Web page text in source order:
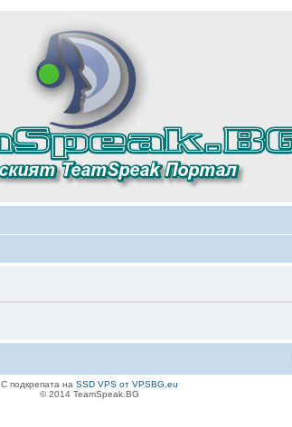
С подкрепата на SSD VPS от VPSBG.eu
© 2014 TeamSpeak.BG